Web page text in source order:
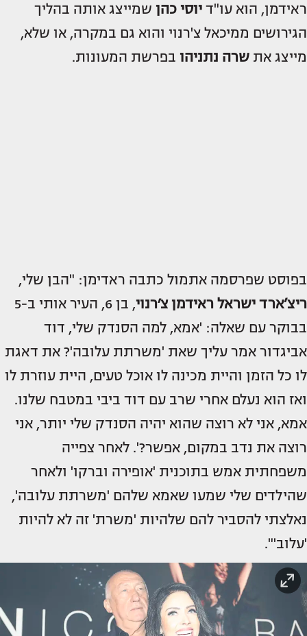
ראידמן, הוא עו"ד יוסי כהן שמייצג אותה בהליך
הגירושים ממיכאל צ'רנוי והוא גם במקרה, או שלא,
מייצג את שרה נתניהו בפרשת המעונות.
בפוסט שפרסמה אתמול כתבה ראדימן: "הבן שלי,
ריצ’ארד ישראל ראידמן צ׳רנוי
, בן 6, העיר אותי ב-5
בבוקר עם שאלה: 'אמא, למה הסנדק שלי, דוד
אביגדור אמר עליך שאת 'משרתת עלובה'? את דאגת
לו כל הזמן והיית מכינה לו אוכל טעים, היית עוזרת לו
ואז הוא נעלם אחרי שרב עם דוד ביבי במטבח שלנו.
אמא, אני לא רוצה שהוא יהיה הסנדק שלי יותר, אני
רוצה את נדב במקום, אפשר?'. לאחר צפייה
משפחתית אמש בתוכנית 'אופירה וברקו' ולאחר
שהילדים שלי שמעו שאמא שלהם 'משרתת עלובה',
נאלצתי להסביר להם שלהיות 'משרת' זה לא להיות
'עלוב'".